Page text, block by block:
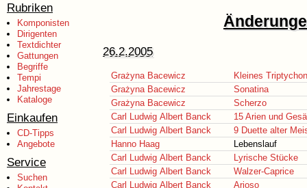
Rubriken
Komponisten
Dirigenten
Textdichter
Gattungen
Begriffe
Tempi
Jahrestage
Kataloge
Einkaufen
CD-Tipps
Angebote
Service
Suchen
26.2.2005
Grażyna Bacewicz
Kleines Triptychon
Grażyna Bacewicz
Sonatina
Grażyna Bacewicz
Scherzo
Carl Ludwig Albert Banck
15 Arien und
Carl Ludwig Albert Banck
9 Duette alter
Hanno Haag
Lebenslauf
Carl Ludwig Albert Banck
Lyrische Stücke
Carl Ludwig Albert Banck
Walzer-Caprice
Carl Ludwig Albert Banck
Arioso